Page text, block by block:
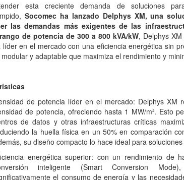
esta creciente demanda de soluciones
Socomec ha lanzado Delphys XM, una
las demandas más exigentes de las
rango de potencia de 300 a 800 kVA/kW, Delphys
líder en el mercado con una eficiencia energética sin
y adaptable que maximiza el rendimiento y
de potencia líder en el mercado: Delphys XM
de potencia, ofreciendo hasta 1 MW/m². Esto
de datos y otras infraestructuras críticas
la huella física en un 50% en comparación
su diseño compacto lo hace ideal para
energética superior: con un rendimiento de
inteligente (Smart Conversion
el consumo de energía y las